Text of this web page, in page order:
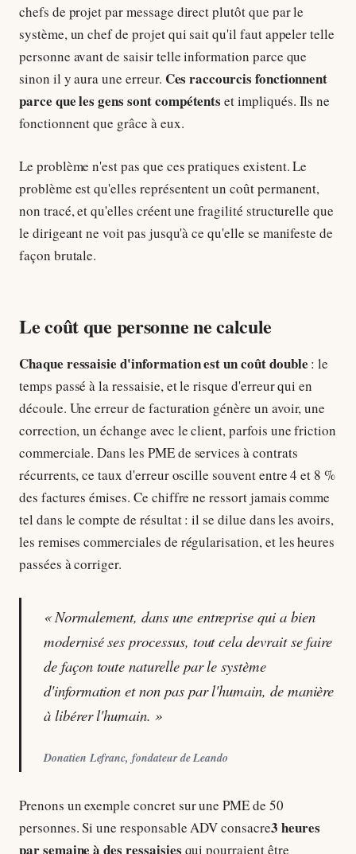
chefs de projet par message direct plutôt que par le
système, un chef de projet qui sait qu'il faut appeler telle
personne avant de saisir telle information parce que
sinon il y aura une erreur. Ces raccourcis fonctionnent
parce que les gens sont compétents et impliqués. Ils ne
fonctionnent que grâce à eux.
Le problème n'est pas que ces pratiques existent. Le
problème est qu'elles représentent un coût permanent,
non tracé, et qu'elles créent une fragilité structurelle que
le dirigeant ne voit pas jusqu'à ce qu'elle se manifeste de
façon brutale.
Le coût que personne ne calcule
Chaque ressaisie d'information est un coût double : le
temps passé à la ressaisie, et le risque d'erreur qui en
découle. Une erreur de facturation génère un avoir, une
correction, un échange avec le client, parfois une friction
commerciale. Dans les PME de services à contrats
récurrents, ce taux d'erreur oscille souvent entre 4 et 8 %
des factures émises. Ce chiffre ne ressort jamais comme
tel dans le compte de résultat : il se dilue dans les avoirs,
les remises commerciales de régularisation, et les heures
passées à corriger.
« Normalement, dans une entreprise qui a bien
modernisé ses processus, tout cela devrait se faire
de façon toute naturelle par le système
d'information et non pas par l'humain, de manière
à libérer l'humain. »
Donatien Lefranc, fondateur de Leando
Prenons un exemple concret sur une PME de 50
personnes. Si une responsable ADV consacre3 heures
par semaine à des ressaisies qui pourraient être